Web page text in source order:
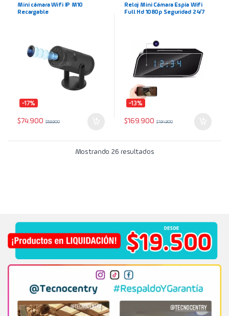
Mini cámara Wifi IP M10
Recargable
-17%
$74.900 $89.900
Reloj Mini Cámara Espia Wifi
Full Hd 1080p Seguridad 24/7
-13%
$169.900 $194.900
Mostrando 26 resultados